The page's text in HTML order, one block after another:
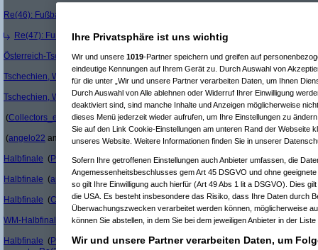
Re(46): Fußball: Österreich-Tschechien, WM-Halbfinale
Re(47): Fußball: Österreich-Tschechien, WM-Halbfinale(
Österreich-Tschechien, WM-Halbfinale(Primusam 23.07.2007, 20:55:08)
Tschechien, WM-Halbfinale Primusam 23.07.2007, 20:54:36)
Tschechien, WM-Halbfinale(angelo22 am 23.07.2007, 20:41:32)
Re(25):
(Collectors_editionam 23.07.2007, 20:08:56)
(angelo22 am 23.07.2007, 20:32:02)
Halbfinale (Primusam 23.07.2007, 20:36:00)
Halbfinale (angelo22am 23.07.2007, 20:36:28)
Halbfinale (Collectors_editionam 23.07.2007, 20:37:37)
WM-Halbfinale Primusam 23.07.2007, 20:39:40)
Halbfinale (Primusam 23.07.2007, 20:38:27)
Ihre Privatsphäre ist uns wichtig
Wir und unsere 1019-Partner speichern und greifen auf
eindeutige Kennungen auf Ihrem Gerät zu. Durch Auswahl von
für die unter „Wir und unsere Partner verarbeiten Daten, um Ihnen
Durch Auswahl von Alle ablehnen oder Widerruf Ihrer Einwilligung
deaktiviert sind, sind manche Inhalte und Anzeigen möglicherweise
dieses Menü jederzeit wieder aufrufen, um Ihre Einstellungen zu
Sie auf den Link Cookie-Einstellungen am unteren Rand der Webseite
unseres Website. Weitere Informationen finden Sie in unserer
Sofern Ihre getroffenen Einstellungen auch Anbieter umfassen, die
Angemessenheitsbeschlusses gem Art 45 DSGVO und ohne
so gilt Ihre Einwilligung auch hierfür (Art 49 Abs 1 lit a DSGVO). Dies
die USA. Es besteht insbesondere das Risiko, dass Ihre Daten durch
Überwachungszwecken verarbeitet werden können, möglicherweise
können Sie abstellen, in dem Sie bei dem jeweiligen Anbieter in der
Wir und unsere Partner verarbeiten Daten, um